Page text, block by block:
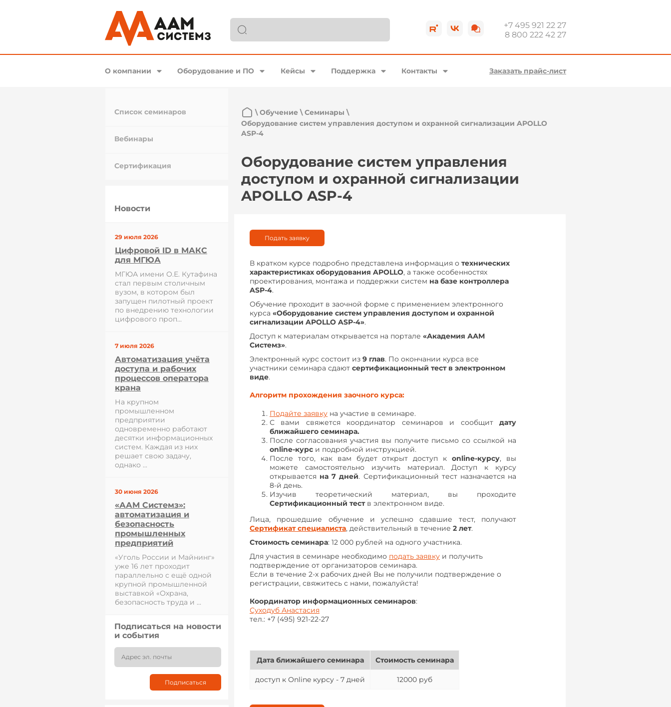
+7 495 921 22 27
8 800 222 42 27
О компании Оборудование и ПО Кейсы Поддержка Контакты Заказать прайс-лист
Список семинаров
Вебинары
Сертификация
Новости
29 июля 2026
Цифровой ID в МАКС
для МГЮА
МГЮА имени О.Е. Кутафина
стал первым столичным
вузом, в котором был
запущен пилотный проект
по внедрению технологии
цифрового проп...
7 июля 2026
Автоматизация учёта
доступа и рабочих
процессов оператора
крана
На крупном
промышленном
предприятии
одновременно работают
десятки информационных
систем. Каждая из них
решает свою задачу,
однако ...
30 июня 2026
«ААМ Системз»:
автоматизация и
безопасность
промышленных
предприятий
«Уголь России и Майнинг»
уже 16 лет проходит
параллельно с ещё одной
крупной промышленной
выставкой «Охрана,
безопасность труда и ...
Подписаться на новости
и события
\Обучение\Семинары \
Оборудование систем управления доступом и охранной сигнализации APOLLO
ASP-4
Оборудование систем управления
доступом и охранной сигнализации
APOLLO ASP-4
Подать заявку
В кратком курсе подробно представлена информация о технических
характеристиках оборудования APOLLO, а также особенностях
проектирования, монтажа и поддержки систем на базе контроллера
ASP-4.
Обучение проходит в заочной форме с применением электронного
курса «Оборудование систем управления доступом и охранной
сигнализации APOLLO ASP-4».
Доступ к материалам открывается на портале «Академия ААМ
Системз».
Электронный курс состоит из 9 глав. По окончании курса все
участники семинара сдают сертификационный тест в электронном
виде.
Алгоритм прохождения заочного курса:
Подайте заявку на участие в семинаре.
С вами свяжется координатор семинаров и сообщит дату
ближайшего семинара.
После согласования участия вы получите письмо со ссылкой на
online-курс и подробной инструкцией.
После того, как вам будет открыт доступ кonline-курсу, вы
можете самостоятельно изучить материал. Доступ к курсу
открывается на 7 дней. Сертификационный тест назначается на
8-й день.
Изучив теоретический материал, вы проходите
Сертификационный тест в электронном виде.
Лица, прошедшие обучение и успешно сдавшие тест, получают
Сертификат специалиста, действительный в течение 2 лет.
Стоимость семинара: 12 000 рублей на одного участника.
Для участия в семинаре необходимо подать заявку и получить
подтверждение от организаторов семинара.
Если в течение 2-х рабочих дней Вы не получили подтверждение о
регистрации, свяжитесь с нами, пожалуйста!
Координатор информационных семинаров:
Суходуб Анастасия
тел.: +7 (495) 921-22-27
Дата ближайшего семинара Стоимость семинара
доступ к Оnline курсу - 7 дней 12000 руб